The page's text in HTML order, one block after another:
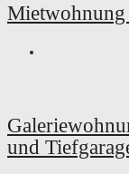
Mietwohnung
und